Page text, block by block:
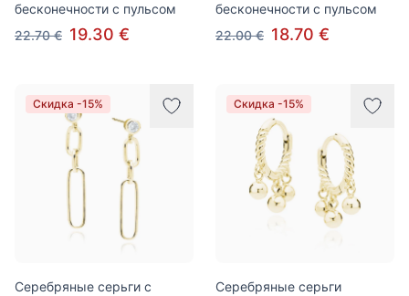
бесконечности с пульсом
22.70 € 19.30 €
бесконечности с пульсом
22.00 € 18.70 €
Скидка -15%
Серебряные серьги с
Скидка -15%
Серебряные серьги